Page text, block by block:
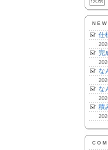
仕
完
な
な
積